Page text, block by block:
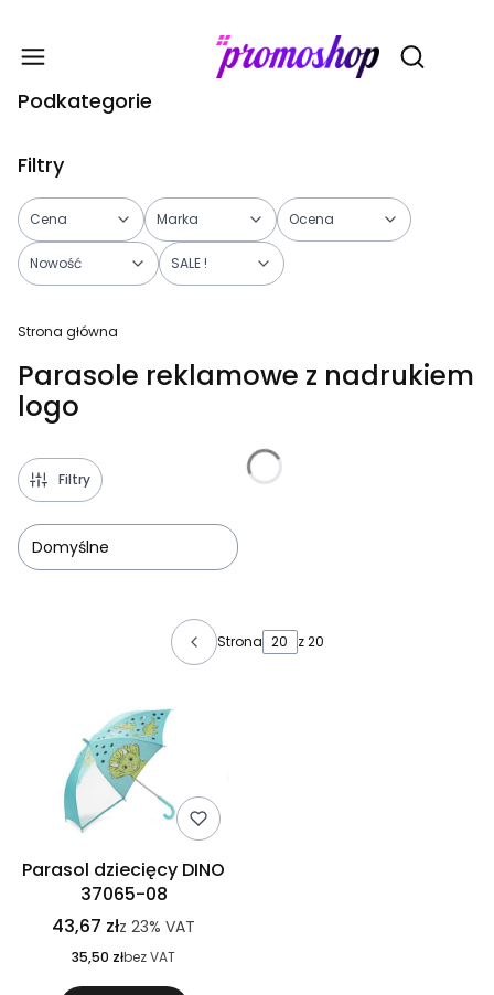
Otwórz
Podkategorie
Filtry
Cena Marka Ocena
Nowość SALE !
Strona główna
Parasole reklamowe z nadrukiem
logo
Filtry
Domyślne
Strona z 20
Parasol dziecięcy DINO
37065-08
43,67 złz 23% VAT
35,50 złbez VAT